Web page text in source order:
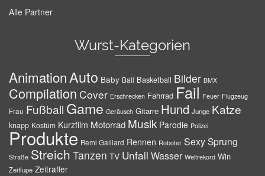
Alle Partner
Wurst-Kategorien
AnimationAuto Baby Ball Basketball Bilder BMX
Compilation Cover Erschrecken Fahrrad Fail Feuer Flugzeug
Frau Fußball Game Geräusch Gitarre Hund Junge Katze
knapp Kostüm Kurzfilm Motorrad Musik Parodie Polizei
Produkte Remi Gaillard Rennen Roboter SexySprung
Straße Streich Tanzen TV Unfall Wasser Weltrekord Win
Zeitlupe Zeitraffer